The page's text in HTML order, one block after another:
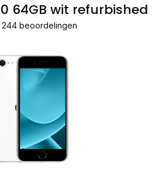
64GB wit refurbished
244 beoordelingen